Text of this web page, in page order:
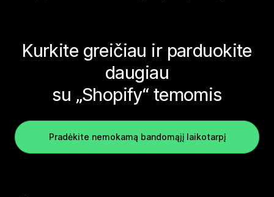
Kurkite greičiau ir parduokite
daugiau
su „Shopify“ temomis
Pradėkite nemokamą bandomąjį laikotarpį